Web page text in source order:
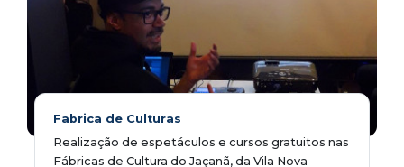
Fabrica de Culturas
Realização de espetáculos e cursos gratuitos nas
Fábricas de Cultura do Jaçanã, da Vila Nova